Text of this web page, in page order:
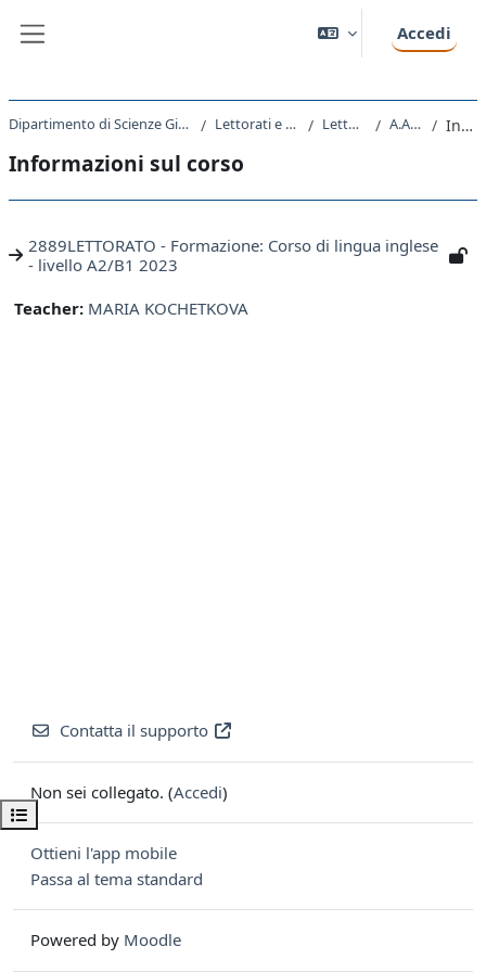
Accedi
Apri indice del corso
Dipartimento di Scienze Giuridiche, del Linguaggio, dell`Interpretazione e della Traduzione Lettorati e altre attivita' didattiche Lettorati - Lettorati A.A. 2023 - 2024 Introduzione
Informazioni sul corso
2889LETTORATO - Formazione: Corso di lingua inglese
- livello A2/B1 2023
Teacher: MARIA KOCHETKOVA
Contatta il supporto
Non sei collegato. (Accedi)
Ottieni l'app mobile
Passa al tema standard
Powered by Moodle